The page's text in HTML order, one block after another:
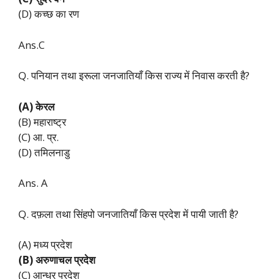
(D) कच्छ का रण
Ans.C
Q. पनियान तथा इरूला जनजातियाँ किस राज्य में निवास करती है?
(A) केरल
(B) महाराष्ट्र
(C) आ. प्र.
(D) तमिलनाडु
Ans. A
Q. दफ़ला तथा सिंहपो जनजातियाँ किस प्रदेश में पायी जाती है?
(A) मध्य प्रदेश
(B) अरुणाचल प्रदेश
(C) आन्ध्र प्रदेश